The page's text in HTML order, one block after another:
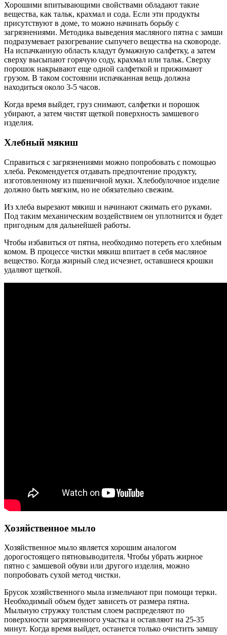
Хорошими впитывающими свойствами обладают такие
вещества, как тальк, крахмал и сода. Если эти продукты
присутствуют в доме, то можно начинать борьбу с
загрязнениями. Методика выведения масляного пятна с замши
подразумевает разогревание сыпучего вещества на сковороде.
На испачканную область кладут бумажную салфетку, а затем
сверху высыпают горячую соду, крахмал или тальк. Сверху
порошок накрывают еще одной салфеткой и прижимают
грузом. В таком состоянии испачканная вещь должна
находиться около 3-5 часов.
Когда время выйдет, груз снимают, салфетки и порошок
убирают, а затем чистят щеткой поверхность замшевого
изделия.
Хлебный мякиш
Справиться с загрязнениями можно попробовать с помощью
хлеба. Рекомендуется отдавать предпочтение продукту,
изготовленному из пшеничной муки. Хлебобулочное изделие
должно быть мягким, но не обязательно свежим.
Из хлеба вырезают мякиш и начинают сжимать его руками.
Под таким механическим воздействием он уплотнится и будет
пригодным для дальнейшей работы.
Чтобы избавиться от пятна, необходимо потереть его хлебным
комом. В процессе чистки мякиш впитает в себя масляное
вещество. Когда жирный след исчезнет, оставшиеся крошки
удаляют щеткой.
Хозяйственное мыло
Хозяйственное мыло является хорошим аналогом
дорогостоящего пятновыводителя. Чтобы убрать жирное
пятно с замшевой обуви или другого изделия, можно
попробовать сухой метод чистки.
Брусок хозяйственного мыла измельчают при помощи терки.
Необходимый объем будет зависеть от размера пятна.
Мыльную стружку толстым слоем распределяют по
поверхности загрязненного участка и оставляют на 25-35
минут. Когда время выйдет, останется только очистить замшу